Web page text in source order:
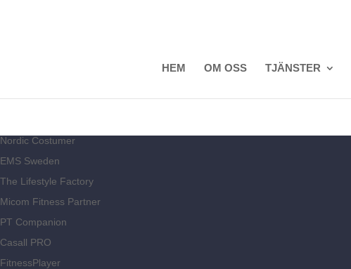
HEM OM OSS TJÄNSTER
Nordic Costumer
EMS Sweden
The Lifestyle Factory
Micom Fitness Partner
PT Companion
Casall PRO
FitnessPlayer